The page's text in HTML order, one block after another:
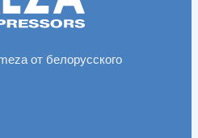
от белорусского